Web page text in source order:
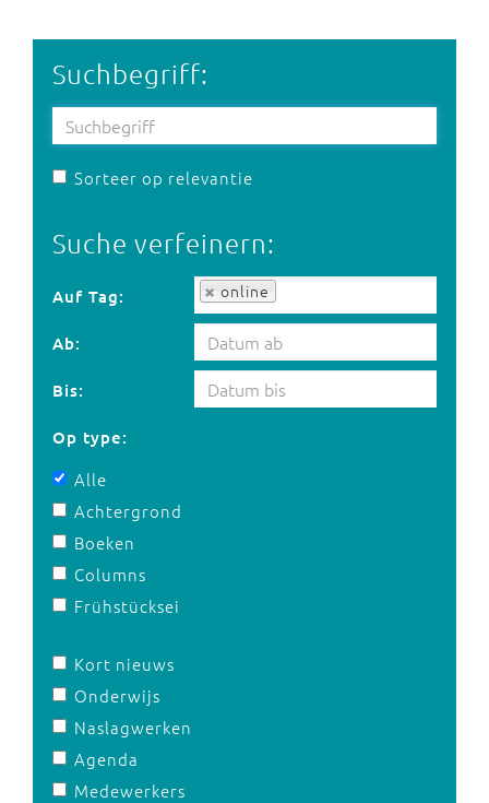
Suchbegriff:
Sorteer op relevantie
Suche verfeinern:
Auf Tag: online
Auf Tag:
Ab:
Bis:
Op type:
Alle
Achtergrond
Boeken
Columns
Frühstücksei
Kort nieuws
Onderwijs
Naslagwerken
Agenda
Medewerkers